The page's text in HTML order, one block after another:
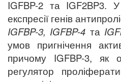
IGFBP-2 та IGF2BP3.
експресії генів
IGFBP-3, IGFBP-4 та
умов пригнічення
причому IGFBP-3, як
регулятор